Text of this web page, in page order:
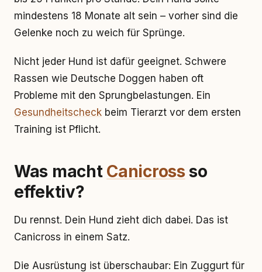
mindestens 18 Monate alt sein – vorher sind die
Gelenke noch zu weich für Sprünge.
Nicht jeder Hund ist dafür geeignet. Schwere
Rassen wie Deutsche Doggen haben oft
Probleme mit den Sprungbelastungen. Ein
Gesundheitscheck beim Tierarzt vor dem ersten
Training ist Pflicht.
Was macht Canicrossso
effektiv?
Du rennst. Dein Hund zieht dich dabei. Das ist
Canicross in einem Satz.
Die Ausrüstung ist überschaubar: Ein Zuggurt für